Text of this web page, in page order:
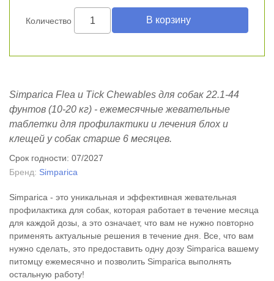
Количество
Simparica Flea и Tick Chewables для собак 22.1-44
фунтов (10-20 кг) - ежемесячные жевательные
таблетки для профилактики и лечения блох и
клещей у собак старше 6 месяцев.
Срок годности: 07/2027
Бренд: Simparica
Simparica - это уникальная и эффективная жевательная
профилактика для собак, которая работает в течение месяца
для каждой дозы, а это означает, что вам не нужно повторно
применять актуальные решения в течение дня. Все, что вам
нужно сделать, это предоставить одну дозу Simparica вашему
питомцу ежемесячно и позволить Simparica выполнять
остальную работу!